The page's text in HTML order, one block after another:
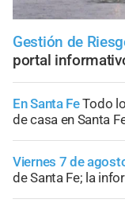
Gestión de
portal
En Santa FeTodo
de casa en Santa
Viernes 7 de
de Santa Fe; la